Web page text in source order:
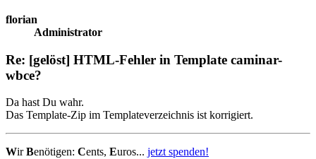
florian
Administrator
Re: [gelöst] HTML-Fehler in Template caminar-
wbce?
Da hast Du wahr.
Das Template-Zip im Templateverzeichnis ist korrigiert.
WirBenötigen: Cents, Euros... jetzt spenden!